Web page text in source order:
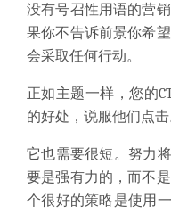
没有号召性用语的营
果你不告诉前景你希
会采取任何行动。
正如主题一样，您的
的好处，说服他们点击
它也需要很短。努力
要是强有力的，而不
个很好的策略是使用